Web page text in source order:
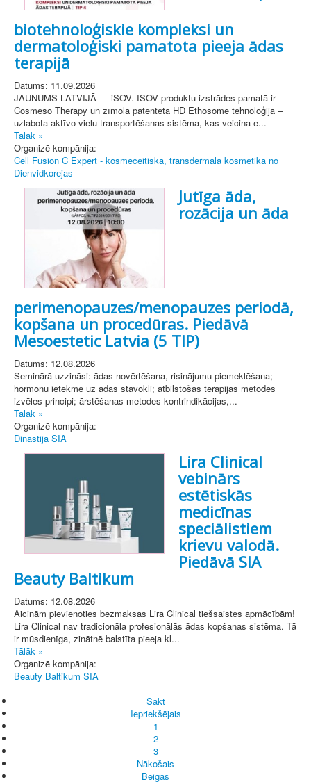
biotehnoloģiskie kompleksi un
dermatoloģiski pamatota pieeja ādas
terapijā
Datums: 11.09.2026
JAUNUMS LATVIJĀ — iSOV. ISOV produktu izstrādes pamatā ir
Cosmeso Therapy un zīmola patentētā HD Ethosome tehnoloģija –
uzlabota aktīvo vielu transportēšanas sistēma, kas veicina e...
Tālāk »
Organizē kompānija:
Cell Fusion C Expert - kosmeceitiska, transdermāla kosmētika no
Dienvidkorejas
Jutīga āda,
rozācija un āda
perimenopauzes/menopauzes periodā,
kopšana un procedūras. Piedāvā
Mesoestetic Latvia (5 TIP)
Datums: 12.08.2026
Seminārā uzzināsi: ādas novērtēšana, risinājumu piemeklēšana;
hormonu ietekme uz ādas stāvokli; atbilstošas terapijas metodes
izvēles principi; ārstēšanas metodes kontrindikācijas,...
Tālāk »
Organizē kompānija:
Dinastija SIA
Lira Clinical
vebinārs
estētiskās
medicīnas
speciālistiem
krievu valodā.
Piedāvā SIA
Beauty Baltikum
Datums: 12.08.2026
Aicinām pievienoties bezmaksas Lira Clinical tiešsaistes apmācībām!
Lira Clinical nav tradicionāla profesionālās ādas kopšanas sistēma. Tā
ir mūsdienīga, zinātnē balstīta pieeja kl...
Tālāk »
Organizē kompānija:
Beauty Baltikum SIA
Sākt
Iepriekšējais
1
2
3
Nākošais
Beigas